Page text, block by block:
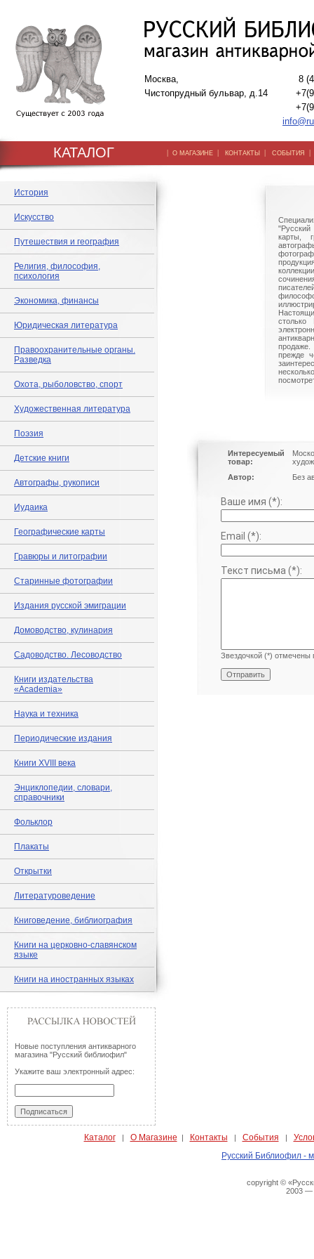
Москва,
Чистопрудный бульвар, д.14
8
КАТАЛОГ | О МАГАЗИНЕ | КОНТАКТЫ | СОБЫТИЯ
История
Искусство
Путешествия и география
Религия, философия,
психология
Экономика, финансы
Юридическая литература
Правоохранительные органы.
Разведка
Охота, рыболовство, спорт
Художественная литература
Поэзия
Детские книги
Автографы, рукописи
Иудаика
Географические карты
Гравюры и литографии
Старинные фотографии
Издания русской эмиграции
Домоводство, кулинария
Садоводство. Лесоводство
Книги издательства
«Academia»
Наука и техника
Периодические издания
Книги XVIII века
Энциклопедии, словари,
справочники
Фольклор
Плакаты
Открытки
Литературоведение
Книговедение, библиография
Книги на церковно-славянском
языке
Книги на иностранных языках
Новые поступления антикварного
магазина "Русский библиофил"
Укажите ваш электронный адрес:
"Русский
карты,
столько
прежде
Интересуемый
товар:
Автор:
Без
Ваше имя (*):
Email (*):
Текст письма (*):
Звездочкой (*) отмечены
Каталог| О Магазине | Контакты | События |
Русский Библиофил -
copyright ©
2003 —